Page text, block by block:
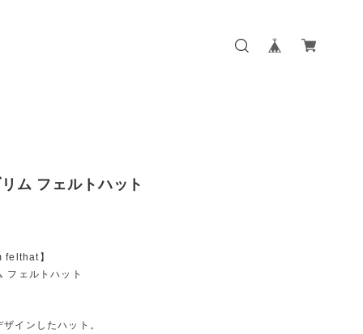
ム フェルトハット
felthat】
フェルトハット
インしたハット。